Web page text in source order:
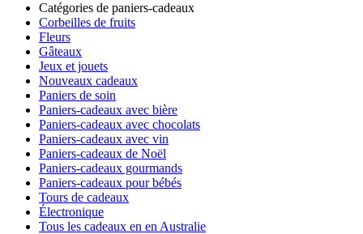
Catégories de paniers-cadeaux
Corbeilles de fruits
Fleurs
Gâteaux
Jeux et jouets
Nouveaux cadeaux
Paniers de soin
Paniers-cadeaux avec bière
Paniers-cadeaux avec chocolats
Paniers-cadeaux avec vin
Paniers-cadeaux de Noël
Paniers-cadeaux gourmands
Paniers-cadeaux pour bébés
Tours de cadeaux
Électronique
Tous les cadeaux en en Australie